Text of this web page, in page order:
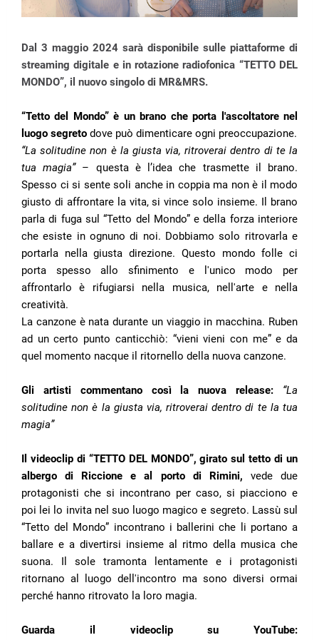
Dal 3 maggio 2024 sarà disponibile sulle piattaforme di
streaming digitale e in rotazione radiofonica “TETTO DEL
MONDO”, il nuovo singolo di MR&MRS.
“Tetto del Mondo” è un brano che porta l'ascoltatore nel
luogo segreto dove può dimenticare ogni preoccupazione.
“La solitudine non è la giusta via, ritroverai dentro di te la
tua magia”– questa è l’idea che trasmette il brano.
Spesso ci si sente soli anche in coppia ma non è il modo
giusto di affrontare la vita, si vince solo insieme. Il brano
parla di fuga sul “Tetto del Mondo” e della forza interiore
che esiste in ognuno di noi. Dobbiamo solo ritrovarla e
portarla nella giusta direzione. Questo mondo folle ci
porta spesso allo sfinimento e l'unico modo per
affrontarlo è rifugiarsi nella musica, nell'arte e nella
creatività.
La canzone è nata durante un viaggio in macchina. Ruben
ad un certo punto canticchiò: “vieni vieni con me” e da
quel momento nacque il ritornello della nuova canzone.
Gli artisti commentano così la nuova release:
“La
solitudine non è la giusta via, ritroverai dentro di te la tua
magia”
Il videoclip di “TETTO DEL MONDO”, girato sul tetto di un
albergo di Riccione e al porto di Rimini, vede due
protagonisti che si incontrano per caso, si piacciono e
poi lei lo invita nel suo luogo magico e segreto. Lassù sul
“Tetto del Mondo” incontrano i ballerini che li portano a
ballare e a divertirsi insieme al ritmo della musica che
suona. Il sole tramonta lentamente e i protagonisti
ritornano al luogo dell'incontro ma sono diversi ormai
perché hanno ritrovato la loro magia.
Guarda il videoclip su YouTube: